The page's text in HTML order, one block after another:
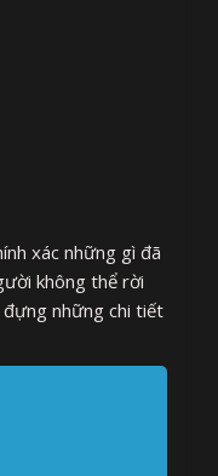
xác những gì đã
không thể rời
đựng những chi tiết